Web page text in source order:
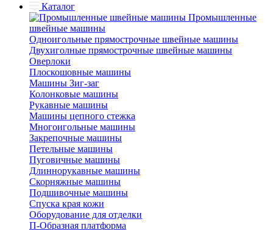
Каталог
Промышленные
швейные машины
Одноигольные прямострочные швейные машины
Двухиголные прямострочные швейные машины
Оверлоки
Плоскошовные машины
Машины Зиг-заг
Колонковые машины
Рукавные машины
Машины цепного стежка
Многоигольные машины
Закрепочные машины
Петельные машины
Пуговичные машины
Длиннорукавные машины
Скорняжные машины
Подшивочные машины
Спуска края кожи
Оборудование для отделки
П-Образная платформа